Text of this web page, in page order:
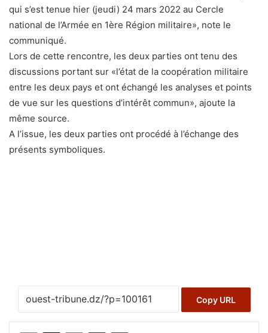
qui s’est tenue hier (jeudi) 24 mars 2022 au Cercle
national de l’Armée en 1ère Région militaire», note le
communiqué.
Lors de cette rencontre, les deux parties ont tenu des
discussions portant sur «l’état de la coopération militaire
entre les deux pays et ont échangé les analyses et points
de vue sur les questions d’intérêt commun», ajoute la
même source.
A l’issue, les deux parties ont procédé à l’échange des
présents symboliques.
Copy URL